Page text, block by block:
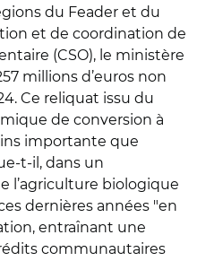
du Feader et du
et de coordination de
(CSO), le ministère
millions d’euros non
Ce reliquat issu du
de conversion à
importante que
t-il, dans un
l’agriculture biologique
dernières années "en
entraînant une
communautaires